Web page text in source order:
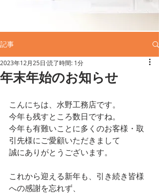
記事
年末年始のお知らせ
2023年12月25日 読了時間: 1分
こんにちは、水野工務店です。
今年も残すところ数日ですね。
今年も有難いことに多くのお客様・取
引先様にご愛顧いただきまして
誠にありがとうございます。
これから迎える新年も、引き続き皆様
への感謝を忘れず、